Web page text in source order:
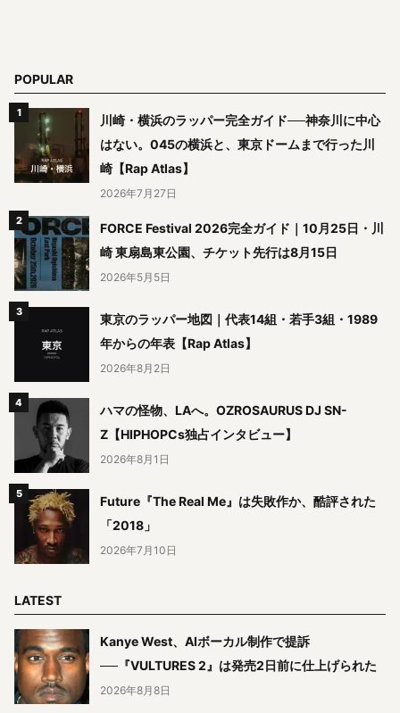
POPULAR
川崎・横浜のラッパー完全ガイド──神奈川に中心
はない。045の横浜と、東京ドームまで行った川
崎【Rap Atlas】
2026年7月27日
FORCE Festival 2026完全ガイド｜10月25日・川
崎 東扇島東公園、チケット先行は8月15日
2026年5月5日
東京のラッパー地図｜代表14組・若手3組・1989
年からの年表【Rap Atlas】
2026年8月2日
ハマの怪物、LAへ。OZROSAURUS DJ SN-
Z【HIPHOPCs独占インタビュー】
2026年8月1日
Future『The Real Me』は失敗作か、酷評された
「2018」
2026年7月10日
LATEST
Kanye West、AIボーカル制作で提訴
──『VULTURES 2』は発売2日前に仕上げられた
2026年8月8日